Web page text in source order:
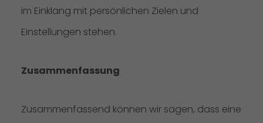
im Einklang mit persönlichen Zielen und
Einstellungen stehen.
Zusammenfassung
Zusammenfassend können wir sagen, dass eine